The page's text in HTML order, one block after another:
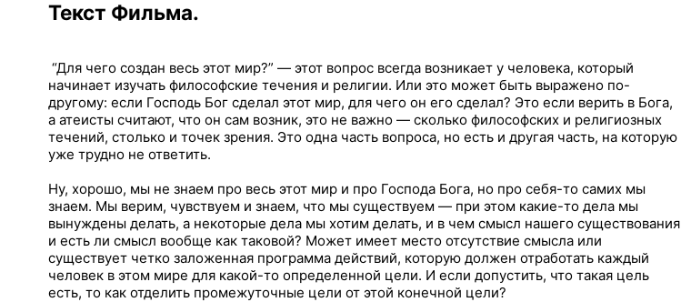
Текст Фильма.
“Для чего создан весь этот мир?” — этот вопрос всегда возникает у человека, который
начинает изучать философские течения и религии. Или это может быть выражено по-
другому: если Господь Бог сделал этот мир, для чего он его сделал? Это если верить в Бога,
а атеисты считают, что он сам возник, это не важно — сколько философских и религиозных
течений, столько и точек зрения. Это одна часть вопроса, но есть и другая часть, на которую
уже трудно не ответить.
Ну, хорошо, мы не знаем про весь этот мир и про Господа Бога, но про себя-то самих мы
знаем. Мы верим, чувствуем и знаем, что мы существуем — при этом какие-то дела мы
вынуждены делать, а некоторые дела мы хотим делать, и в чем смысл нашего существования
и есть ли смысл вообще как таковой? Может имеет место отсутствие смысла или
существует четко заложенная программа действий, которую должен отработать каждый
человек в этом мире для какой-то определенной цели. И если допустить, что такая цель
есть, то как отделить промежуточные цели от этой конечной цели?